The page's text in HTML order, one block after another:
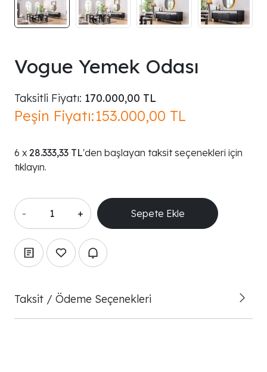
Vogue Yemek Odası
Taksitli Fiyatı: 170.000,00 TL
Peşin Fiyatı:153.000,00 TL
28.333,33 TL'den başlayan taksit seçenekleri için
tıklayın.
- +
Taksit / Ödeme Seçenekleri